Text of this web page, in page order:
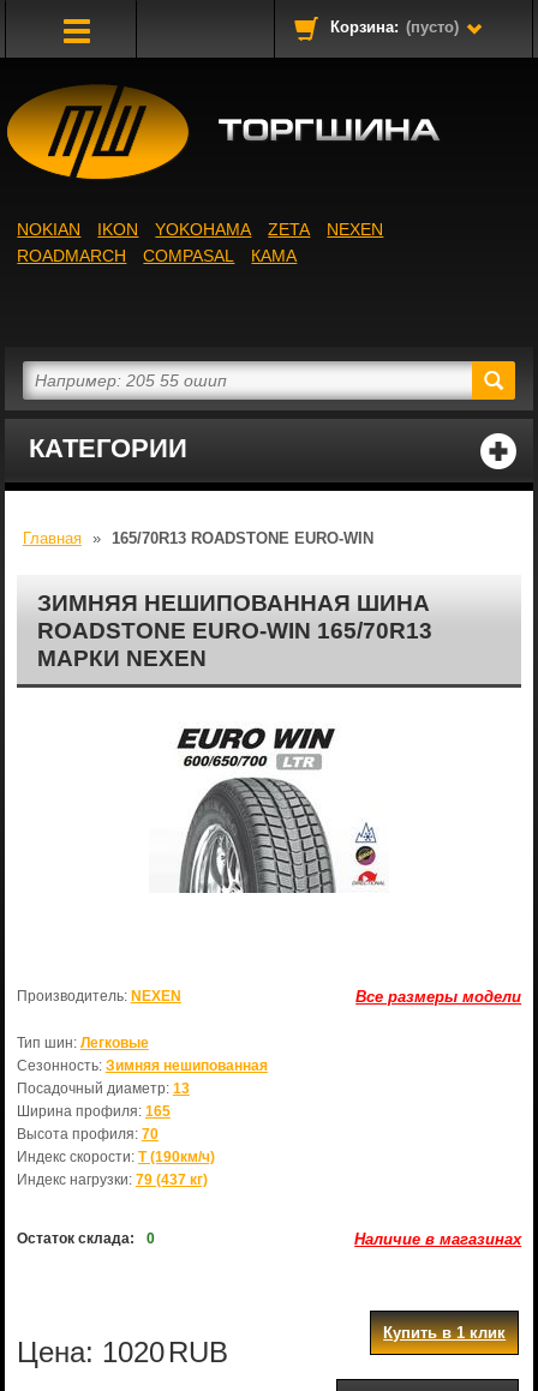
Корзина: (пусто)
КАТЕГОРИИ
NOKIAN IKON YOKOHAMA ZETA
NEXEN
ROADMARCH
COMPASAL КАМА
Главная » 165/70R13 ROADSTONE EURO-WIN
ЗИМНЯЯ НЕШИПОВАННАЯ ШИНА
ROADSTONE EURO-WIN 165/70R13
МАРКИ NEXEN
Все размеры модели
Производитель: NEXEN
Тип шин: Легковые
Сезонность: Зимняя нешипованная
Посадочный диаметр: 13
Ширина профиля: 165
Высота профиля: 70
Индекс скорости: T (190км/ч)
Индекс нагрузки: 79 (437 кг)
Остаток склада: 0 Наличие в магазинах
Цена: 1020RUB
Купить в 1 клик